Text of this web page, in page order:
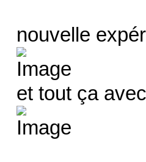
nouvelle
et tout ça